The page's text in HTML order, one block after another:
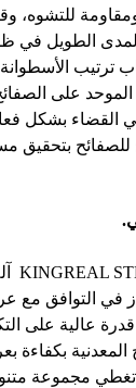
للتشوه،
الطويل في
ترتيب الأسطوانة
على الصفائح
القضاء بشكل
للصفائح
في التوافق مع
قدرة عالية على
المعدنية بكفاءة
تغطي مجموعة